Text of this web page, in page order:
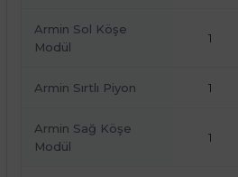
Armin Sol Köşe
Modül
1
Armin Sırtlı Piyon 1
Armin Sağ Köşe
Modül
1